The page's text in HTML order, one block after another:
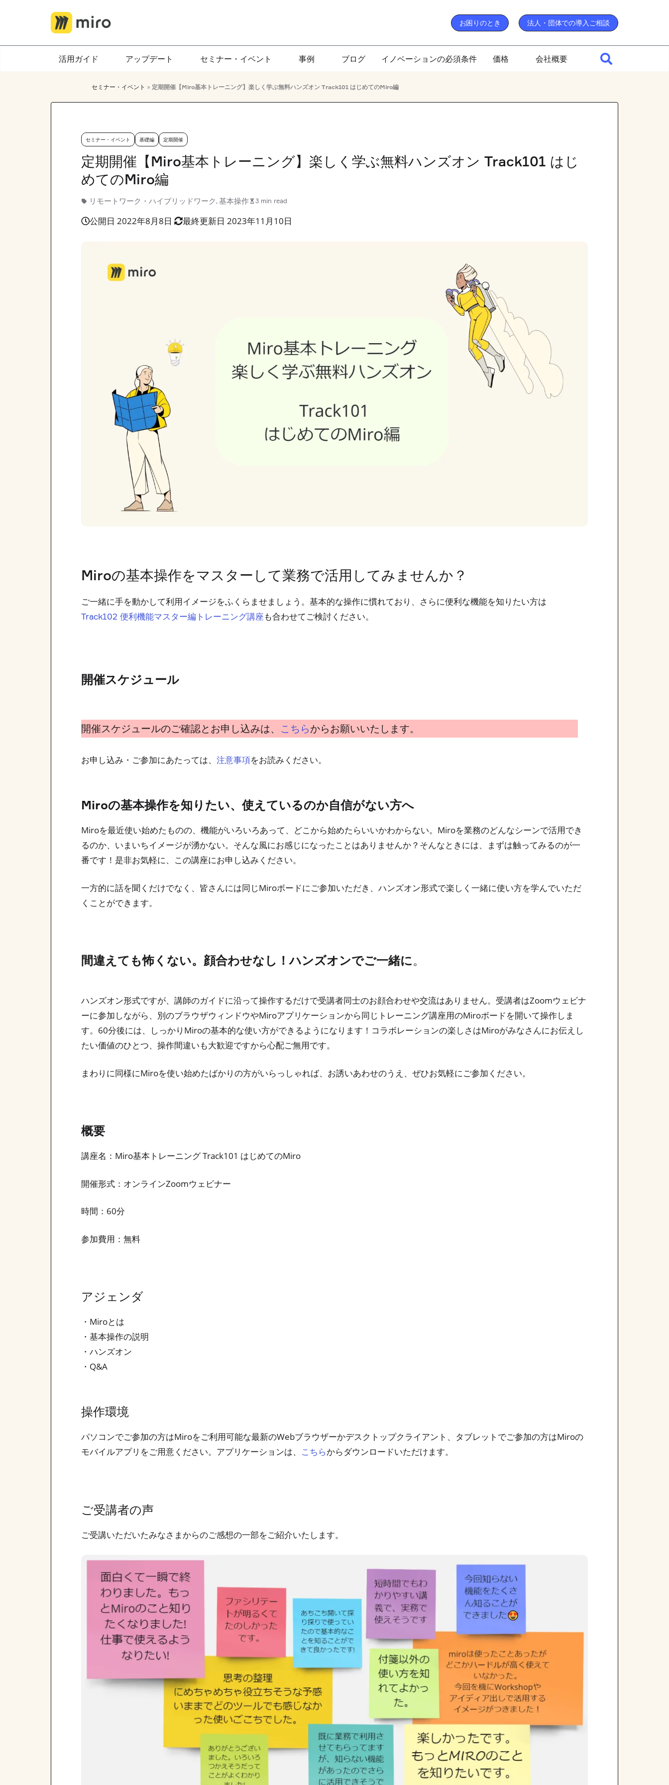
お困りのとき 法人・団体での導入ご相談
活用ガイド アップデート セミナー・イベント 事例 ブログ イノベーションの必須条件 価格 会社概要
セミナー・イベント » 定期開催【Miro基本トレーニング】楽しく学ぶ無料ハンズオン Track101 はじめてのMiro編
セミナー・イベント 基礎編 定期開催
定期開催【Miro基本トレーニング】楽しく学ぶ無料ハンズオン Track101 はじ
めてのMiro編
リモートワーク・ハイブリッドワーク , 基本操作 3 min read
公開日 2022年8月8日 最終更新日 2023年11月10日
Miroの基本操作をマスターして業務で活用してみませんか？
ご一緒に手を動かして利用イメージをふくらませましょう。基本的な操作に慣れており、さらに便利な機能を知りたい方は
Track102 便利機能マスター編トレーニング講座も合わせてご検討ください。
開催スケジュール
開催スケジュールのご確認とお申し込みは、 こちらからお願いいたします。
お申し込み・ご参加にあたっては、 注意事項をお読みください。
Miroの基本操作を知りたい、使えているのか自信がない方へ
Miroを最近使い始めたものの、機能がいろいろあって、どこから始めたらいいかわからない。Miroを業務のどんなシーンで活用でき
るのか、いまいちイメージが湧かない。そんな風にお感じになったことはありませんか？そんなときには、まずは触ってみるのが一
番です！是非お気軽に、この講座にお申し込みください。
一方的に話を聞くだけでなく、皆さんには同じMiroボードにご参加いただき、ハンズオン形式で楽しく一緒に使い方を学んでいただ
くことができます。
間違えても怖くない。顔合わせなし！ハンズオンでご一緒に。
ハンズオン形式ですが、講師のガイドに沿って操作するだけで受講者同士のお顔合わせや交流はありません。受講者はZoomウェビナ
ーに参加しながら、別のブラウザウィンドウやMiroアプリケーションから同じトレーニング講座用のMiroボードを開いて操作しま
す。60分後には、しっかりMiroの基本的な使い方ができるようになります！コラボレーションの楽しさはMiroがみなさんにお伝えし
たい価値のひとつ、操作間違いも大歓迎ですから心配ご無用です。
まわりに同様にMiroを使い始めたばかりの方がいらっしゃれば、お誘いあわせのうえ、ぜひお気軽にご参加ください。
概要
講座名：Miro基本トレーニング Track101 はじめてのMiro
開催形式：オンラインZoomウェビナー
時間：60分
参加費用：無料
アジェンダ
・Miroとは
・基本操作の説明
・ハンズオン
・Q&A
操作環境
パソコンでご参加の方はMiroをご利用可能な最新のWebブラウザーかデスクトップクライアント、タブレットでご参加の方はMiroの
モバイルアプリをご用意ください。アプリケーションは、
こちらからダウンロードいただけます。
ご受講者の声
ご受講いただいたみなさまからのご感想の一部をご紹介いたします。